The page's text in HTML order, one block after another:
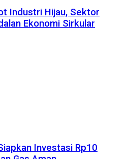
Industri Hijau, Sektor
Ekonomi Sirkular
Investasi Rp10